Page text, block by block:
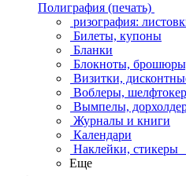
Полиграфия (печать)
ризография:
Билеты, купоны
Бланки
Блокноты,
Визитки,
Воблеры,
Вымпелы,
Журналы и книги
Календари
Наклейки, стикеры
Еще